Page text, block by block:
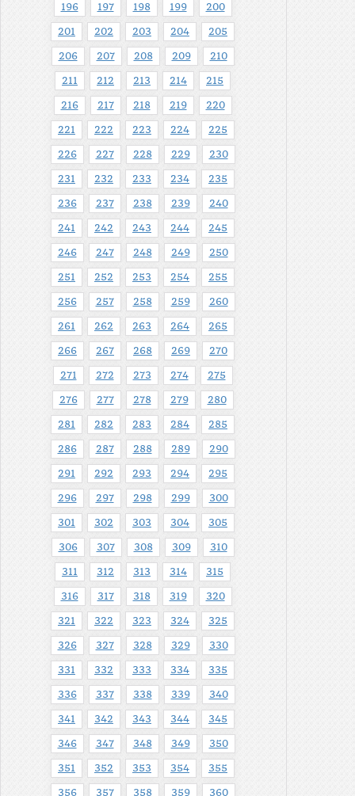
196 197 198 199 200
201 202 203 204 205
206 207 208 209 210
211 212 213 214 215
216 217 218 219 220
221 222 223 224 225
226 227 228 229 230
231 232 233 234 235
236 237 238 239 240
241 242 243 244 245
246 247 248 249 250
251 252 253 254 255
256 257 258 259 260
261 262 263 264 265
266 267 268 269 270
271 272 273 274 275
276 277 278 279 280
281 282 283 284 285
286 287 288 289 290
291 292 293 294 295
296 297 298 299 300
301 302 303 304 305
306 307 308 309 310
311 312 313 314 315
316 317 318 319 320
321 322 323 324 325
326 327 328 329 330
331 332 333 334 335
336 337 338 339 340
341 342 343 344 345
346 347 348 349 350
351 352 353 354 355
356 357 358 359 360